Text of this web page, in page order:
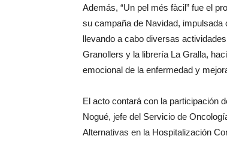
Además, “Un pel més fàcil” fue el
su campaña de Navidad, impulsada
llevando a cabo diversas
Granollers y la librería La Gralla,
emocional de la enfermedad y
El acto contará con la participación
Nogué, jefe del Servicio de
Alternativas en la Hospitalización